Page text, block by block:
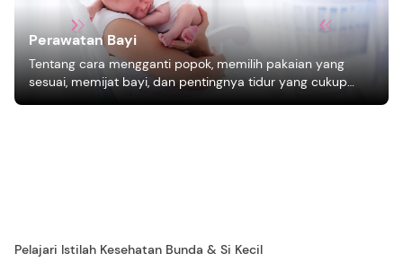
Perawatan Bayi
Tentang cara mengganti popok, memilih pakaian yang
sesuai, memijat bayi, dan pentingnya tidur yang cukup
bagi pertumbuhan bayi.
Pelajari Istilah Kesehatan Bunda & Si Kecil